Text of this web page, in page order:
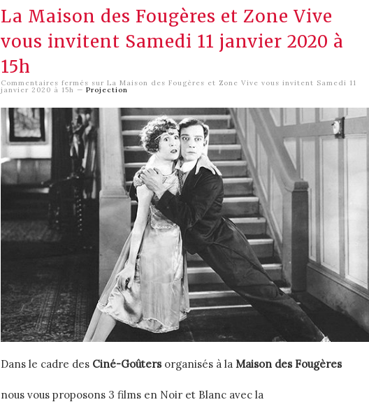
La Maison des Fougères et Zone Vive
vous invitent Samedi 11 janvier 2020 à
15h
Commentaires fermés sur La Maison des Fougères et Zone Vive vous invitent Samedi 11
janvier 2020 à 15h —Projection
Dans le cadre des Ciné-Goûtersorganisés à laMaison des Fougères
nous vous proposons 3 films en Noir et Blanc avec la